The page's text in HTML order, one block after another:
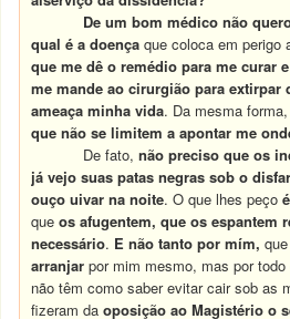
De um bom médico não
qual é a doença que coloca em perigo
que me dê o remédio para me curar e
me mande ao cirurgião para extirpar
ameaça minha vida. Da mesma
que não se limitem a apontar me
De fato,não preciso que os
já vejo suas patas negras sob o
ouço uivar na noite. O que lhes peço
queos afugentem, que os espantem
necessário. E não tanto por mím,
arranjar por mim mesmo, mas por
não têm como saber evitar cair sob as
fizeram daoposição ao Magistério o